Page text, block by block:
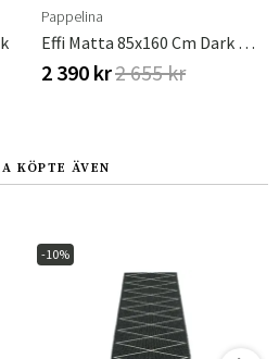
Pappelina
Effi Matta 85x160 Cm Dark Red
2 390 kr2 655 kr
KÖPTE ÄVEN
-10%